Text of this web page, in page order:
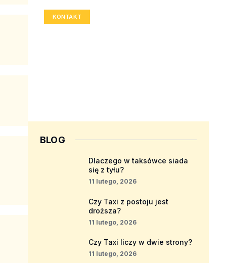
KONTAKT
BLOG
Dlaczego w taksówce siada
się z tyłu?
11 lutego, 2026
Czy Taxi z postoju jest
droższa?
11 lutego, 2026
Czy Taxi liczy w dwie strony?
11 lutego, 2026